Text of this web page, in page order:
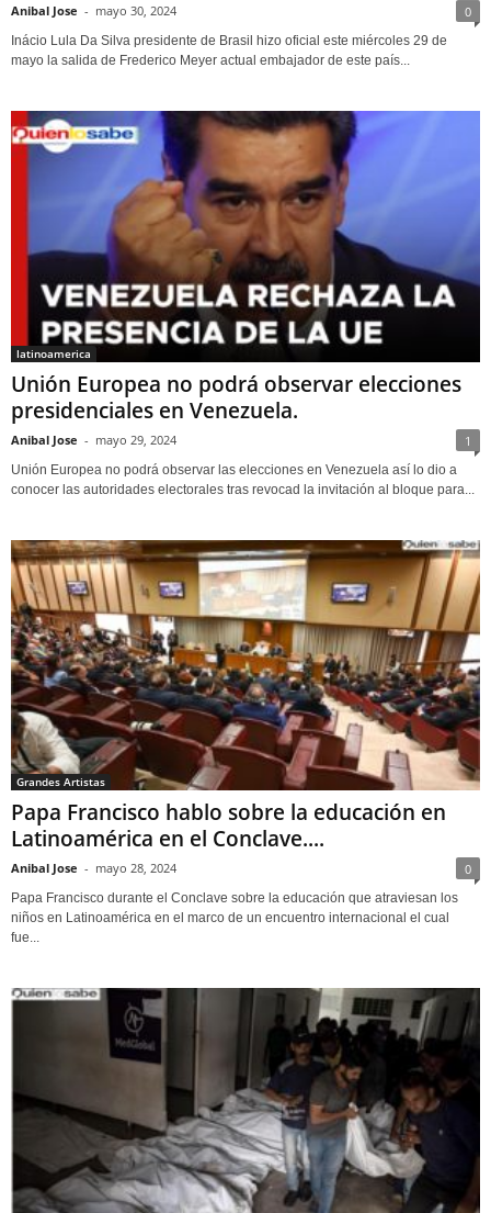
Anibal Jose - mayo 30, 2024 0
Inácio Lula Da Silva presidente de Brasil hizo oficial este miércoles 29 de
mayo la salida de Frederico Meyer actual embajador de este país...
latinoamerica
Unión Europea no podrá observar elecciones
presidenciales en Venezuela.
Anibal Jose - mayo 29, 2024 1
Unión Europea no podrá observar las elecciones en Venezuela así lo dio a
conocer las autoridades electorales tras revocad la invitación al bloque para...
Grandes Artistas
Papa Francisco hablo sobre la educación en
Latinoamérica en el Conclave....
Anibal Jose - mayo 28, 2024 0
Papa Francisco durante el Conclave sobre la educación que atraviesan los
niños en Latinoamérica en el marco de un encuentro internacional el cual
fue...